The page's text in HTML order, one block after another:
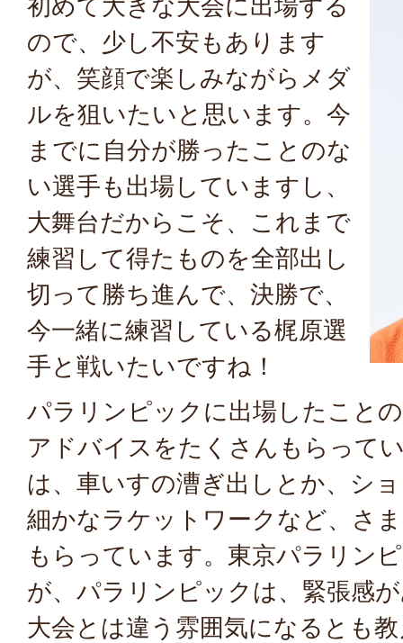
初めて大きな大会に出場する
ので、少し不安もあります
が、笑顔で楽しみながらメダ
ルを狙いたいと思います。今
までに自分が勝ったことのな
い選手も出場していますし、
大舞台だからこそ、これまで
練習して得たものを全部出し
切って勝ち進んで、決勝で、
今一緒に練習している梶原選
手と戦いたいですね！
パラリンピックに出場したこと
アドバイスをたくさんもらって
は、車いすの漕ぎ出しとか、シ
細かなラケットワークなど、さ
もらっています。東京パラリン
が、パラリンピックは、緊張感
大会とは違う雰囲気になるとも